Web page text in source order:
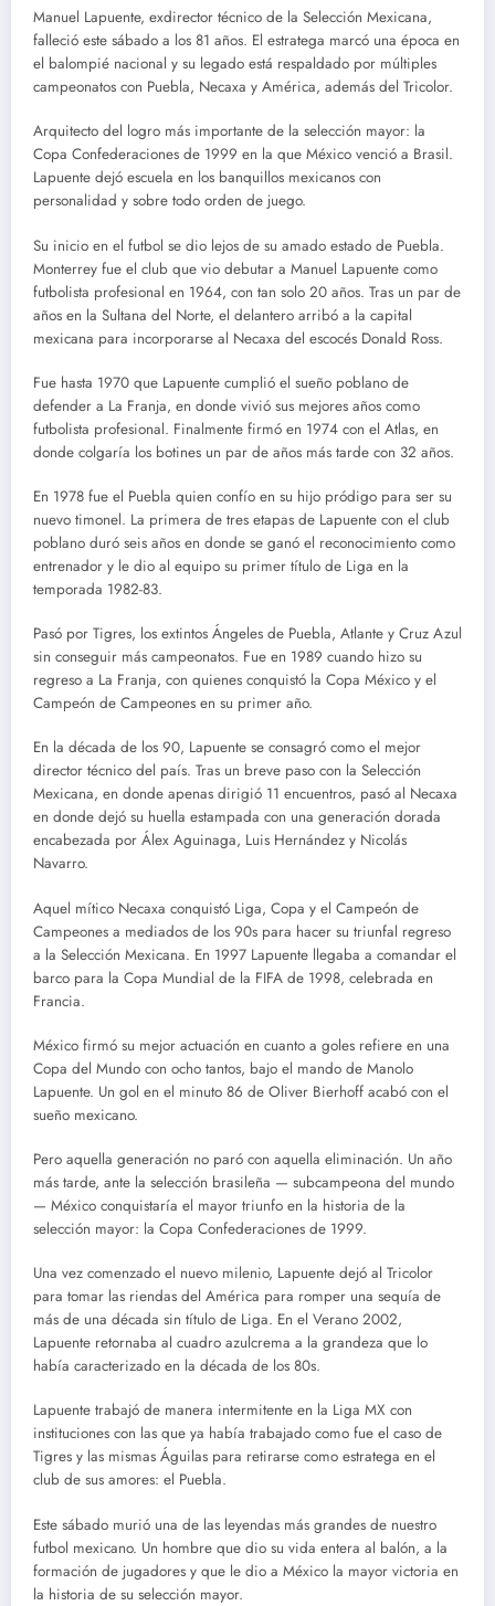
Manuel Lapuente, exdirector técnico de la Selección Mexicana,
falleció este sábado a los 81 años. El estratega marcó una época en
el balompié nacional y su legado está respaldado por múltiples
campeonatos con Puebla, Necaxa y América, además del Tricolor.
Arquitecto del logro más importante de la selección mayor: la
Copa Confederaciones de 1999 en la que México venció a Brasil.
Lapuente dejó escuela en los banquillos mexicanos con
personalidad y sobre todo orden de juego.
Su inicio en el futbol se dio lejos de su amado estado de Puebla.
Monterrey fue el club que vio debutar a Manuel Lapuente como
futbolista profesional en 1964, con tan solo 20 años. Tras un par de
años en la Sultana del Norte, el delantero arribó a la capital
mexicana para incorporarse al Necaxa del escocés Donald Ross.
Fue hasta 1970 que Lapuente cumplió el sueño poblano de
defender a La Franja, en donde vivió sus mejores años como
futbolista profesional. Finalmente firmó en 1974 con el Atlas, en
donde colgaría los botines un par de años más tarde con 32 años.
En 1978 fue el Puebla quien confío en su hijo pródigo para ser su
nuevo timonel. La primera de tres etapas de Lapuente con el club
poblano duró seis años en donde se ganó el reconocimiento como
entrenador y le dio al equipo su primer título de Liga en la
temporada 1982-83.
Pasó por Tigres, los extintos Ángeles de Puebla, Atlante y Cruz Azul
sin conseguir más campeonatos. Fue en 1989 cuando hizo su
regreso a La Franja, con quienes conquistó la Copa México y el
Campeón de Campeones en su primer año.
En la década de los 90, Lapuente se consagró como el mejor
director técnico del país. Tras un breve paso con la Selección
Mexicana, en donde apenas dirigió 11 encuentros, pasó al Necaxa
en donde dejó su huella estampada con una generación dorada
encabezada por Álex Aguinaga, Luis Hernández y Nicolás
Navarro.
Aquel mítico Necaxa conquistó Liga, Copa y el Campeón de
Campeones a mediados de los 90s para hacer su triunfal regreso
a la Selección Mexicana. En 1997 Lapuente llegaba a comandar el
barco para la Copa Mundial de la FIFA de 1998, celebrada en
Francia.
México firmó su mejor actuación en cuanto a goles refiere en una
Copa del Mundo con ocho tantos, bajo el mando de Manolo
Lapuente. Un gol en el minuto 86 de Oliver Bierhoff acabó con el
sueño mexicano.
Pero aquella generación no paró con aquella eliminación. Un año
más tarde, ante la selección brasileña — subcampeona del mundo
— México conquistaría el mayor triunfo en la historia de la
selección mayor: la Copa Confederaciones de 1999.
Una vez comenzado el nuevo milenio, Lapuente dejó al Tricolor
para tomar las riendas del América para romper una sequía de
más de una década sin título de Liga. En el Verano 2002,
Lapuente retornaba al cuadro azulcrema a la grandeza que lo
había caracterizado en la década de los 80s.
Lapuente trabajó de manera intermitente en la Liga MX con
instituciones con las que ya había trabajado como fue el caso de
Tigres y las mismas Águilas para retirarse como estratega en el
club de sus amores: el Puebla.
Este sábado murió una de las leyendas más grandes de nuestro
futbol mexicano. Un hombre que dio su vida entera al balón, a la
formación de jugadores y que le dio a México la mayor victoria en
la historia de su selección mayor.